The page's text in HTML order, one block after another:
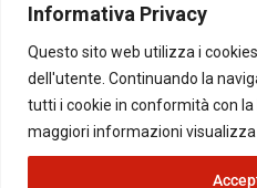
Informativa Privacy
Questo sito web utilizza i
dell'utente. Continuando la
tutti i cookie in conformità con la
maggiori informazioni visualizza
Per la
© Copyright 2026 - Il Blog di Beppe